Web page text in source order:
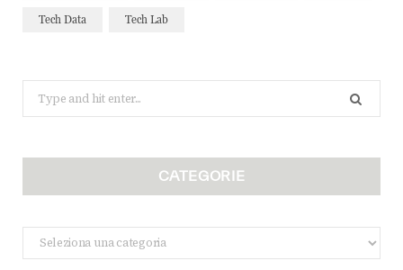
Tech Data Tech Lab
Search
for:
CATEGORIE
Categorie